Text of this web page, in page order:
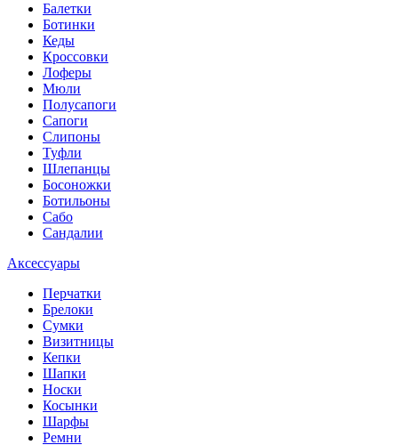
Балетки
Ботинки
Кеды
Кроссовки
Лоферы
Мюли
Полусапоги
Сапоги
Слипоны
Туфли
Шлепанцы
Босоножки
Ботильоны
Сабо
Сандалии
Аксессуары
Перчатки
Брелоки
Сумки
Визитницы
Кепки
Шапки
Носки
Косынки
Шарфы
Ремни